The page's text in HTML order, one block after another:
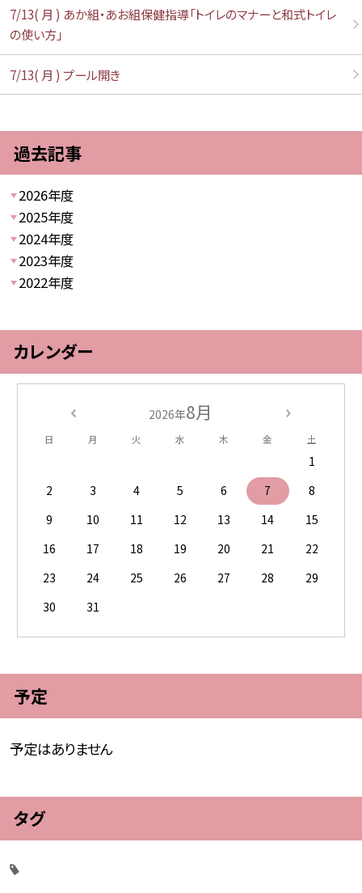
7/13( 月 ) あか組・あお組保健指導「トイレのマナーと和式トイレ
の使い方」
7/13( 月 ) プール開き
過去記事
2026年度
2025年度
2024年度
2023年度
2022年度
カレンダー
2026年8月
日 月 火 水 木 金 土
1
2
3 4 5 6 7
8
9
10 11 12 13 14
15
16
17 18 19 20 21
22
23
24 25 26 27 28
29
30
31
予定
予定はありません
タグ